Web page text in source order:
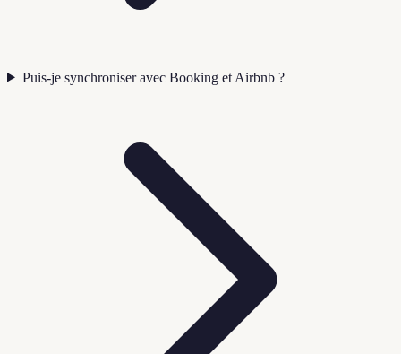
Puis-je synchroniser avec Booking et Airbnb ?